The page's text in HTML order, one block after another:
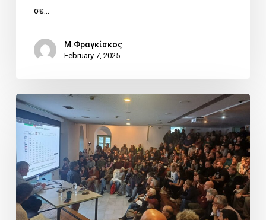
σε…
Μ.Φραγκίσκος
February 7, 2025
Ομιλία
στην
εκδήλωση
–
συζήτηση,
ΣΥΡΟΣ